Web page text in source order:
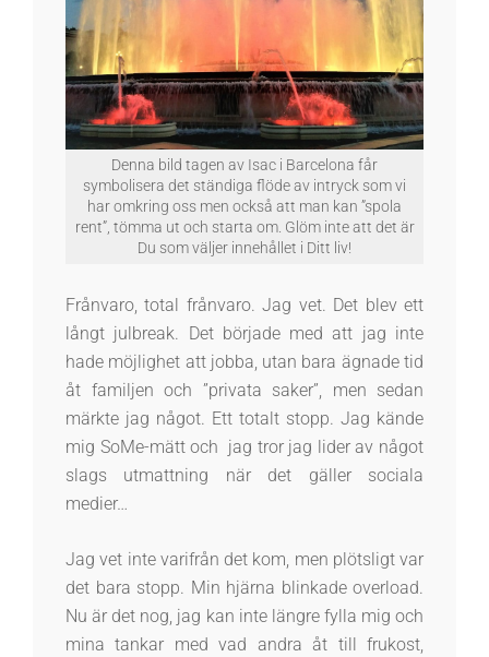
Denna bild tagen av Isac i Barcelona får
symbolisera det ständiga flöde av intryck som vi
har omkring oss men också att man kan ”spola
rent”, tömma ut och starta om. Glöm inte att det är
Du som väljer innehållet i Ditt liv!
Frånvaro, total frånvaro. Jag vet. Det blev ett
långt julbreak. Det började med att jag inte
hade möjlighet att jobba, utan bara ägnade tid
åt familjen och ”privata saker”, men sedan
märkte jag något. Ett totalt stopp. Jag kände
mig SoMe-mätt och jag tror jag lider av något
slags utmattning när det gäller sociala
medier…
Jag vet inte varifrån det kom, men plötsligt var
det bara stopp. Min hjärna blinkade overload.
Nu är det nog, jag kan inte längre fylla mig och
mina tankar med vad andra åt till frukost,